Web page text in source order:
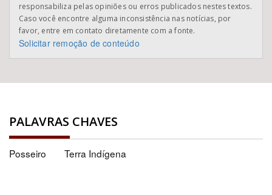
responsabiliza pelas opiniões ou erros publicados nestes textos.
Caso você encontre alguma inconsistência nas notícias, por
favor, entre em contato diretamente com a fonte.
Solicitar remoção de conteúdo
PALAVRAS CHAVES
Posseiro Terra Indígena